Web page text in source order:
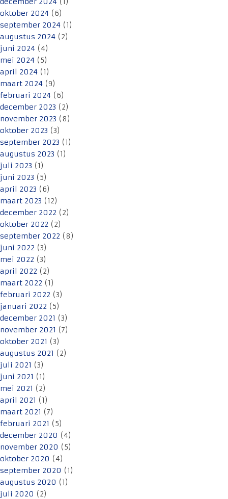
oktober 2024 (6)
september 2024 (1)
augustus 2024 (2)
juni 2024 (4)
mei 2024 (5)
april 2024 (1)
maart 2024 (9)
februari 2024 (6)
december 2023 (2)
november 2023 (8)
oktober 2023 (3)
september 2023 (1)
augustus 2023 (1)
juli 2023 (1)
juni 2023 (5)
april 2023 (6)
maart 2023 (12)
december 2022 (2)
oktober 2022 (2)
september 2022 (8)
juni 2022 (3)
mei 2022 (3)
april 2022 (2)
maart 2022 (1)
februari 2022 (3)
januari 2022 (5)
december 2021 (3)
november 2021 (7)
oktober 2021 (3)
augustus 2021 (2)
juli 2021 (3)
juni 2021 (1)
mei 2021 (2)
april 2021 (1)
maart 2021 (7)
februari 2021 (5)
december 2020 (4)
november 2020 (5)
oktober 2020 (4)
september 2020 (1)
augustus 2020 (1)
juli 2020 (2)